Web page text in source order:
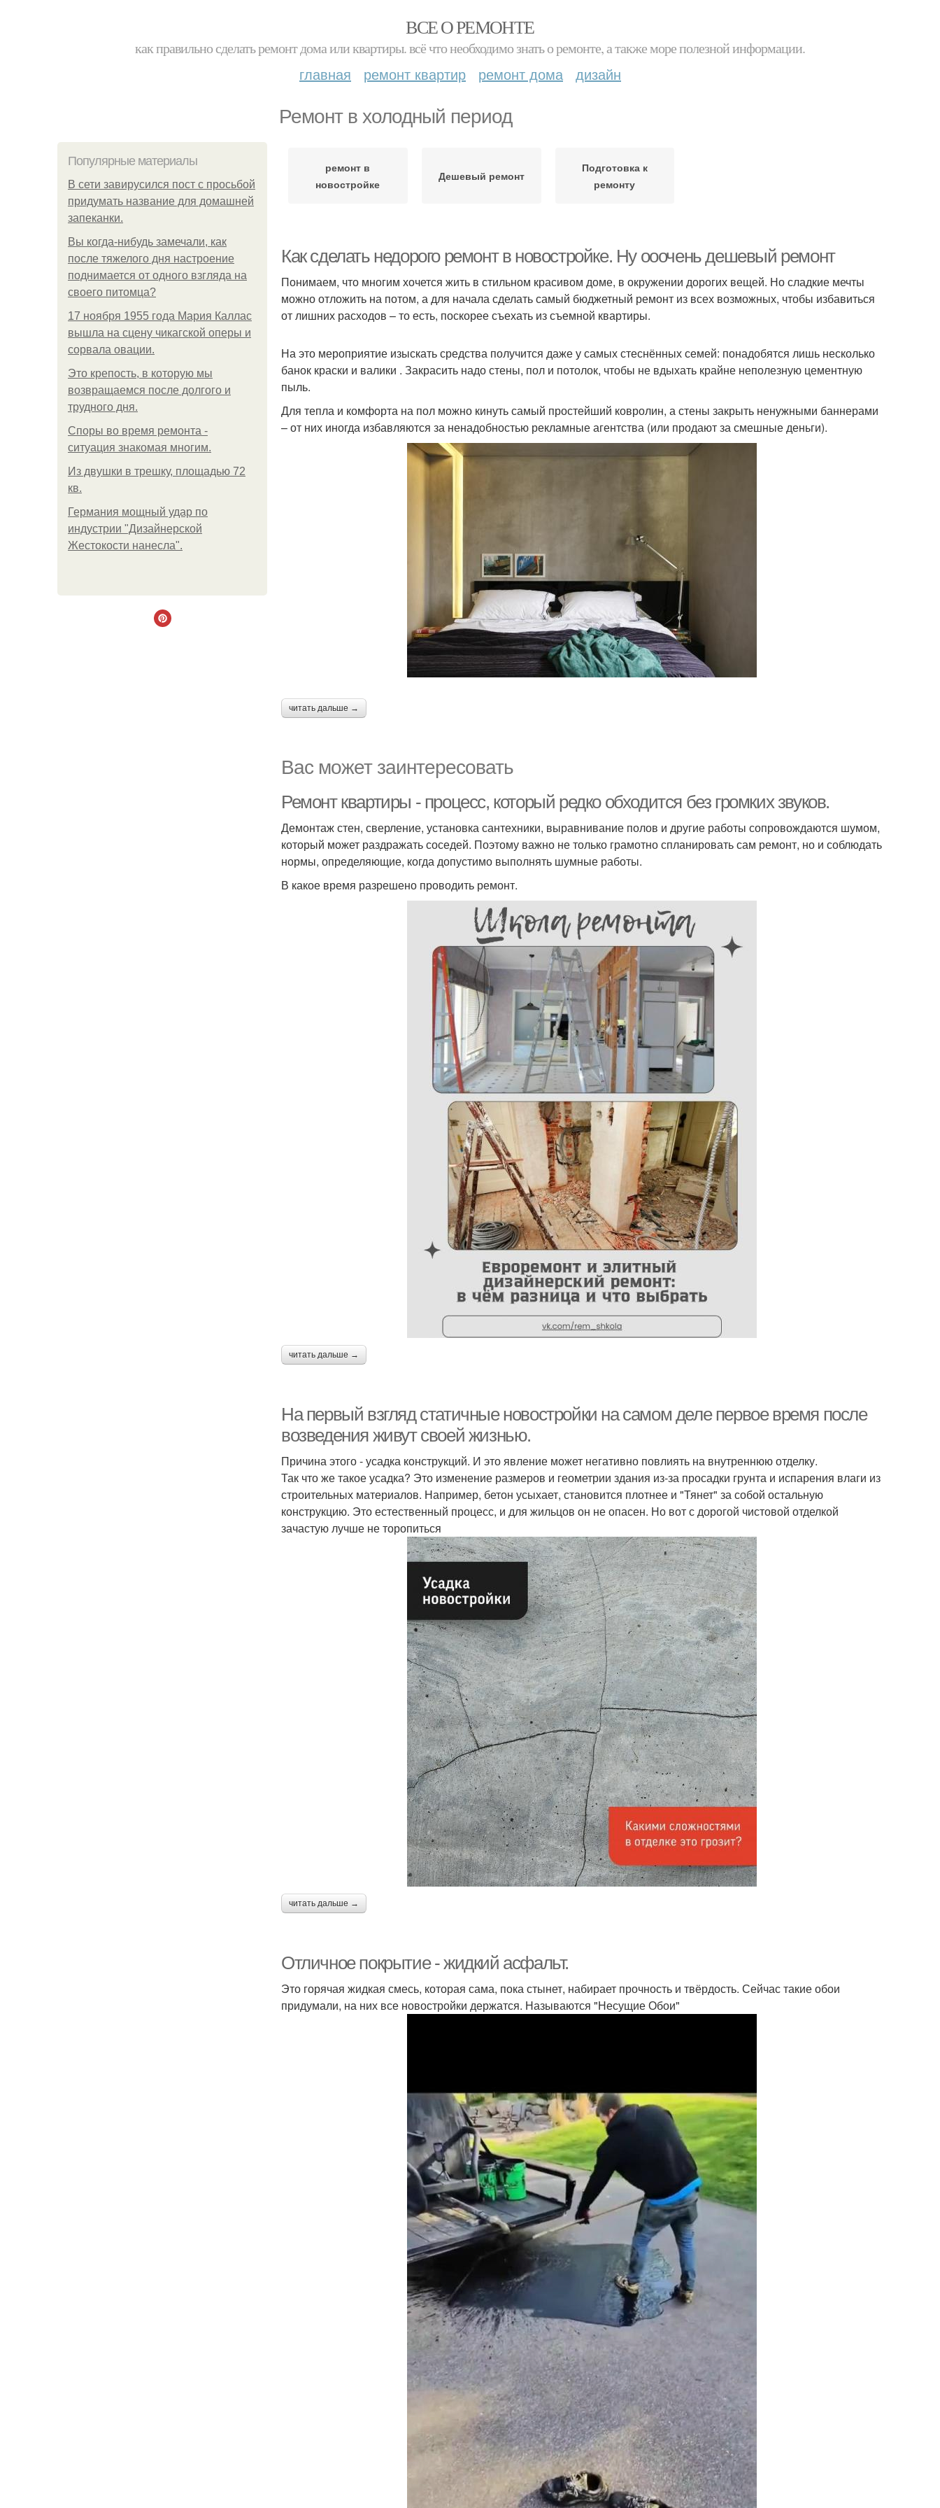
ВСЕ О РЕМОНТЕ
как правильно сделать ремонт дома или квартиры. всё что необходимо знать о ремонте, а также море полезной информации.
главная ремонт квартир ремонт дома дизайн
Ремонт в холодный период
Популярные материалы
В сети завирусился пост с просьбой
придумать название для домашней
запеканки.
Вы когда-нибудь замечали, как
после тяжелого дня настроение
поднимается от одного взгляда на
своего питомца?
17 ноября 1955 года Мария Каллас
вышла на сцену чикагской оперы и
сорвала овации.
Это крепость, в которую мы
возвращаемся после долгого и
трудного дня.
Споры во время ремонта -
ситуация знакомая многим.
Из двушки в трешку, площадью 72
кв.
Германия мощный удар по
индустрии "Дизайнерской
Жестокости нанесла".
ремонт в
новостройке
Дешевый ремонт
Подготовка к
ремонту
Как сделать недорого ремонт в новостройке. Ну ооочень дешевый ремонт
Понимаем, что многим хочется жить в стильном красивом доме, в окружении дорогих вещей. Но сладкие мечты
можно отложить на потом, а для начала сделать самый бюджетный ремонт из всех возможных, чтобы избавиться
от лишних расходов – то есть, поскорее съехать из съемной квартиры.
На это мероприятие изыскать средства получится даже у самых стеснённых семей: понадобятся лишь несколько
банок краски и валики . Закрасить надо стены, пол и потолок, чтобы не вдыхать крайне неполезную цементную
пыль.
Для тепла и комфорта на пол можно кинуть самый простейший ковролин, а стены закрыть ненужными баннерами
– от них иногда избавляются за ненадобностью рекламные агентства (или продают за смешные деньги).
читать дальше →
Вас может заинтересовать
Ремонт квартиры - процесс, который редко обходится без громких звуков.
Демонтаж стен, сверление, установка сантехники, выравнивание полов и другие работы сопровождаются шумом,
который может раздражать соседей. Поэтому важно не только грамотно спланировать сам ремонт, но и соблюдать
нормы, определяющие, когда допустимо выполнять шумные работы.
В какое время разрешено проводить ремонт.
читать дальше →
На первый взгляд статичные новостройки на самом деле первое время после
возведения живут своей жизнью.
Причина этого - усадка конструкций. И это явление может негативно повлиять на внутреннюю отделку.
Так что же такое усадка? Это изменение размеров и геометрии здания из-за просадки грунта и испарения влаги из
строительных материалов. Например, бетон усыхает, становится плотнее и "Тянет" за собой остальную
конструкцию. Это естественный процесс, и для жильцов он не опасен. Но вот с дорогой чистовой отделкой
зачастую лучше не торопиться
читать дальше →
Отличное покрытие - жидкий асфальт.
Это горячая жидкая смесь, которая сама, пока стынет, набирает прочность и твёрдость. Сейчас такие обои
придумали, на них все новостройки держатся. Называются "Несущие Обои"